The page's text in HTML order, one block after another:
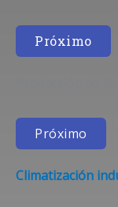
Próximo
Próximo
Climatización